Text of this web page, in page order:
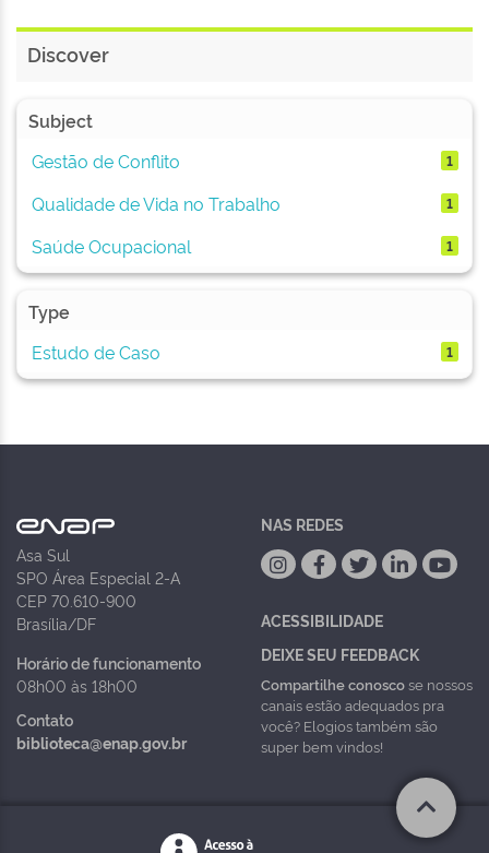
Discover
Subject
Gestão de Conflito
1
Qualidade de Vida no Trabalho 1
Saúde Ocupacional 1
Type
Estudo de Caso
1
Asa Sul
SPO Área Especial 2-A
CEP 70.610-900
Brasília/DF
Horário de funcionamento
08h00 às 18h00
Contato
biblioteca@enap.gov.br
NAS REDES
ACESSIBILIDADE
DEIXE SEU FEEDBACK
Compartilhe conoscose nossos
canais estão adequados pra
você? Elogios também são
super bem vindos!